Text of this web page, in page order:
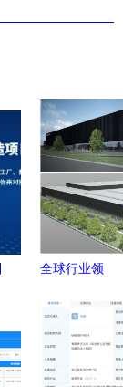
全球行业领
户 筑牢平
湖经开工业
特色型美丽